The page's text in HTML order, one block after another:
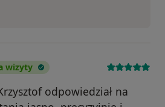
wizyty
odpowiedział na